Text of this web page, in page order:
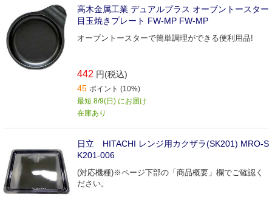
高木金属工業 デュアルプラス オーブントースター
目玉焼きプレート FW-MP FW-MP
オーブントースターで簡単調理ができる便利用品!
442 円(税込)
45 ポイント (10%)
最短 8/9(日) にお届け
在庫あり
日立 HITACHI レンジ用カクザラ(SK201) MRO-S
K201-006
(対応機種)※ページ下部の「商品概要」欄でご確認く
ださい。